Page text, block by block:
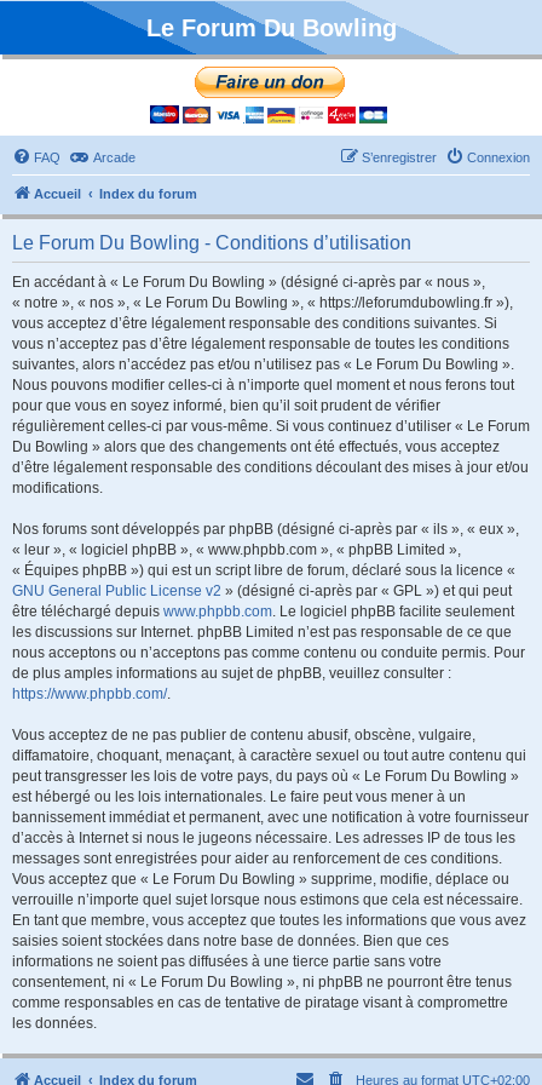
Le Forum Du Bowling
FAQ Arcade Connexion
S’enregistrer
Accueil Index du forum
Le Forum Du Bowling - Conditions d’utilisation
En accédant à « Le Forum Du Bowling » (désigné ci-après par « nous »,
« notre », « nos », « Le Forum Du Bowling », « https://leforumdubowling.fr »),
vous acceptez d’être légalement responsable des conditions suivantes. Si
vous n’acceptez pas d’être légalement responsable de toutes les conditions
suivantes, alors n’accédez pas et/ou n’utilisez pas « Le Forum Du Bowling ».
Nous pouvons modifier celles-ci à n’importe quel moment et nous ferons tout
pour que vous en soyez informé, bien qu’il soit prudent de vérifier
régulièrement celles-ci par vous-même. Si vous continuez d’utiliser « Le Forum
Du Bowling » alors que des changements ont été effectués, vous acceptez
d’être légalement responsable des conditions découlant des mises à jour et/ou
modifications.
Nos forums sont développés par phpBB (désigné ci-après par « ils », « eux »,
« leur », « logiciel phpBB », « www.phpbb.com », « phpBB Limited »,
« Équipes phpBB ») qui est un script libre de forum, déclaré sous la licence «
GNU General Public License v2 » (désigné ci-après par « GPL ») et qui peut
être téléchargé depuis www.phpbb.com. Le logiciel phpBB facilite seulement
les discussions sur Internet. phpBB Limited n’est pas responsable de ce que
nous acceptons ou n’acceptons pas comme contenu ou conduite permis. Pour
de plus amples informations au sujet de phpBB, veuillez consulter :
https://www.phpbb.com/.
Vous acceptez de ne pas publier de contenu abusif, obscène, vulgaire,
diffamatoire, choquant, menaçant, à caractère sexuel ou tout autre contenu qui
peut transgresser les lois de votre pays, du pays où « Le Forum Du Bowling »
est hébergé ou les lois internationales. Le faire peut vous mener à un
bannissement immédiat et permanent, avec une notification à votre fournisseur
d’accès à Internet si nous le jugeons nécessaire. Les adresses IP de tous les
messages sont enregistrées pour aider au renforcement de ces conditions.
Vous acceptez que « Le Forum Du Bowling » supprime, modifie, déplace ou
verrouille n’importe quel sujet lorsque nous estimons que cela est nécessaire.
En tant que membre, vous acceptez que toutes les informations que vous avez
saisies soient stockées dans notre base de données. Bien que ces
informations ne soient pas diffusées à une tierce partie sans votre
consentement, ni « Le Forum Du Bowling », ni phpBB ne pourront être tenus
comme responsables en cas de tentative de piratage visant à compromettre
les données.
Accueil Index du forum Heures au format UTC+02:00